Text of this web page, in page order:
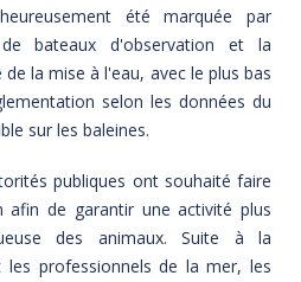
été marquée par
bateaux d'observation et la
la mise à l'eau, avec le plus bas
selon les données du
sur les baleines.
publiques ont souhaité faire
afin de garantir une activité plus
des animaux. Suite à la
les professionnels de la mer, les